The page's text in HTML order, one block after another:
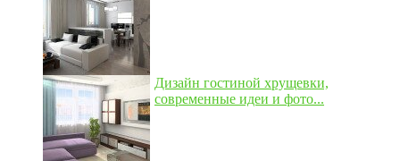
Дизайн гостиной хрущевки,
современные идеи и фото...